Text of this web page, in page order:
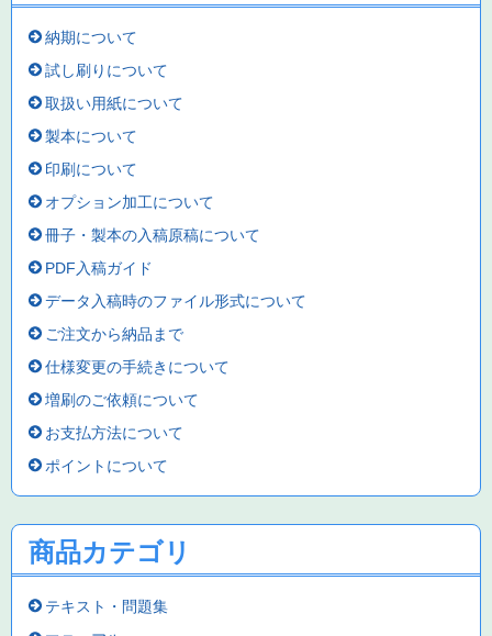
納期について
試し刷りについて
取扱い用紙について
製本について
印刷について
オプション加工について
冊子・製本の入稿原稿について
PDF入稿ガイド
データ入稿時のファイル形式について
ご注文から納品まで
仕様変更の手続きについて
増刷のご依頼について
お支払方法について
ポイントについて
商品カテゴリ
テキスト・問題集